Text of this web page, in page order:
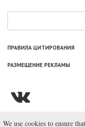
ПРАВИЛА ЦИТИРОВАНИЯ
РАЗМЕЩЕНИЕ РЕКЛАМЫ
© ООО
We use cookies to ensure